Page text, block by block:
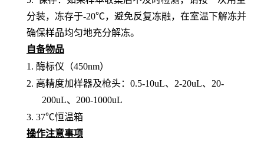
分装，冻存于-20℃，避免反复冻融，在室温下解冻并
确保样品均匀地充分解冻。
自备物品
1. 酶标仪（450nm）
2. 高精度加样器及枪头： 0.5-10uL、2-20uL、20-
200uL、200-1000uL
3. 37℃恒温箱
操作注意事项